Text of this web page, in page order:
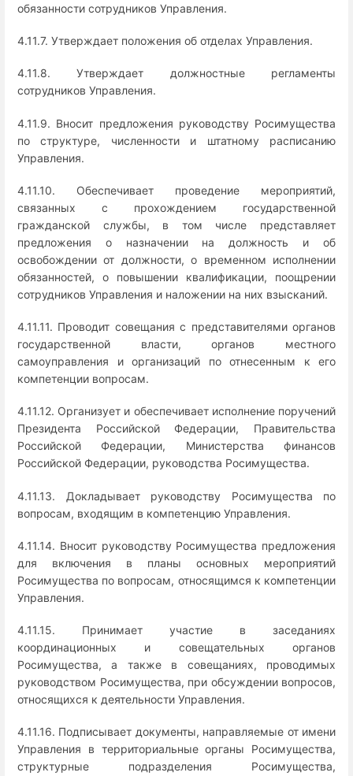
обязанности сотрудников Управления.
4.11.7. Утверждает положения об отделах Управления.
4.11.8. Утверждает должностные регламенты
сотрудников Управления.
4.11.9. Вносит предложения руководству Росимущества
по структуре, численности и штатному расписанию
Управления.
4.11.10. Обеспечивает проведение мероприятий,
связанных с прохождением государственной
гражданской службы, в том числе представляет
предложения о назначении на должность и об
освобождении от должности, о временном исполнении
обязанностей, о повышении квалификации, поощрении
сотрудников Управления и наложении на них взысканий.
4.11.11. Проводит совещания с представителями органов
государственной власти, органов местного
самоуправления и организаций по отнесенным к его
компетенции вопросам.
4.11.12. Организует и обеспечивает исполнение поручений
Президента Российской Федерации, Правительства
Российской Федерации, Министерства финансов
Российской Федерации, руководства Росимущества.
4.11.13. Докладывает руководству Росимущества по
вопросам, входящим в компетенцию Управления.
4.11.14. Вносит руководству Росимущества предложения
для включения в планы основных мероприятий
Росимущества по вопросам, относящимся к компетенции
Управления.
4.11.15. Принимает участие в заседаниях
координационных и совещательных органов
Росимущества, а также в совещаниях, проводимых
руководством Росимущества, при обсуждении вопросов,
относящихся к деятельности Управления.
4.11.16. Подписывает документы, направляемые от имени
Управления в территориальные органы Росимущества,
структурные подразделения Росимущества,